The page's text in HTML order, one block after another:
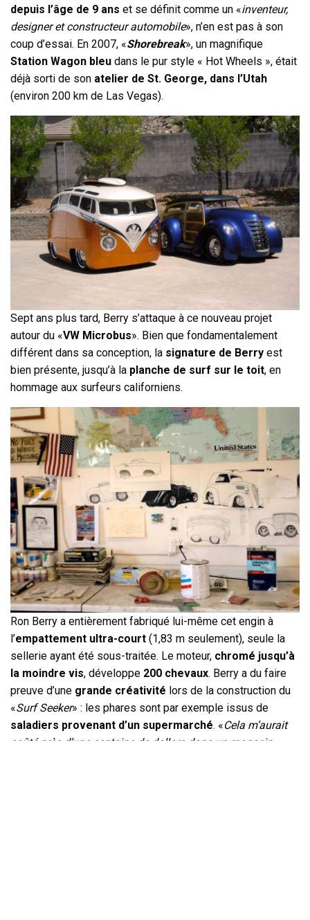
depuis l’âge de 9 ans et se définit comme un «inventeur,
designer et constructeur automobile», n’en est pas à son
coup d’essai. En 2007, «Shorebreak», un magnifique
Station Wagon bleu dans le pur style « Hot Wheels », était
déjà sorti de son atelier de St. George, dans l’Utah
(environ 200 km de Las Vegas).
Sept ans plus tard, Berry s’attaque à ce nouveau projet
autour du «VW Microbus». Bien que fondamentalement
différent dans sa conception, la signature de Berry est
bien présente, jusqu’à la planche de surf sur le toit, en
hommage aux surfeurs californiens.
Ron Berry a entièrement fabriqué lui-même cet engin à
l’empattement ultra-court (1,83 m seulement), seule la
sellerie ayant été sous-traitée. Le moteur, chromé jusqu’à
la moindre vis, développe 200 chevaux. Berry a du faire
preuve d’une grande créativité lors de la construction du
«Surf Seeker» : les phares sont par exemple issus de
saladiers provenant d’un supermarché. «Cela m’aurait
coûté près d’une centaine de dollars dans un magasin